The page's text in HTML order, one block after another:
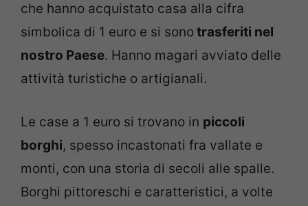
che hanno acquistato casa alla cifra
simbolica di 1 euro e si sonotrasferiti nel
nostro Paese. Hanno magari avviato delle
attività turistiche o artigianali.
Le case a 1 euro si trovano in piccoli
borghi, spesso incastonati fra vallate e
monti, con una storia di secoli alle spalle.
Borghi pittoreschi e caratteristici, a volte